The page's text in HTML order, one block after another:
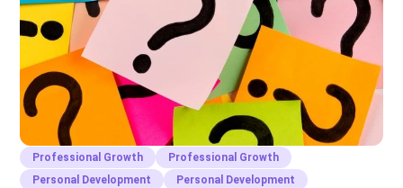
Professional Growth
Professional Growth
Personal Development
Personal Development